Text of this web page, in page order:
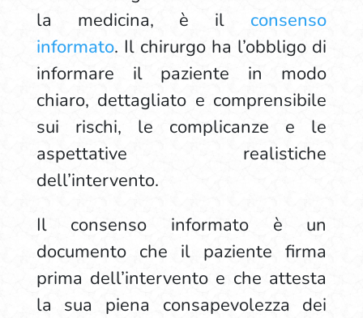
la medicina, è il consenso
informato. Il chirurgo ha l’obbligo di
informare il paziente in modo
chiaro, dettagliato e comprensibile
sui rischi, le complicanze e le
aspettative realistiche
dell’intervento.
Il consenso informato è un
documento che il paziente firma
prima dell’intervento e che attesta
la sua piena consapevolezza dei